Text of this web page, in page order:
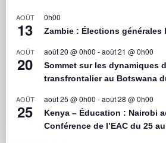
AOÛT
13
0h00
Zambie : Élections générales
AOÛT
20
août 20 @ 0h00 -août 21 @ 0h00
Sommet sur les dynamiques
transfrontalier au Botswana
AOÛT
25
août 25 @ 0h00 -août 28 @ 0h00
Kenya – Éducation : Nairobi
Conférence de l’EAC du 25